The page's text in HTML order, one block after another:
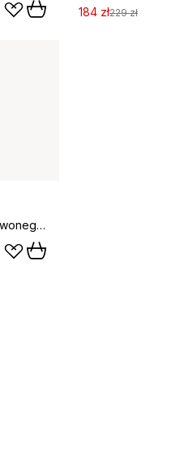
184 zł229 zł
Authentis Casual kieliszki do czerwonego wina 460 ml, 6 sztuki, Jasny